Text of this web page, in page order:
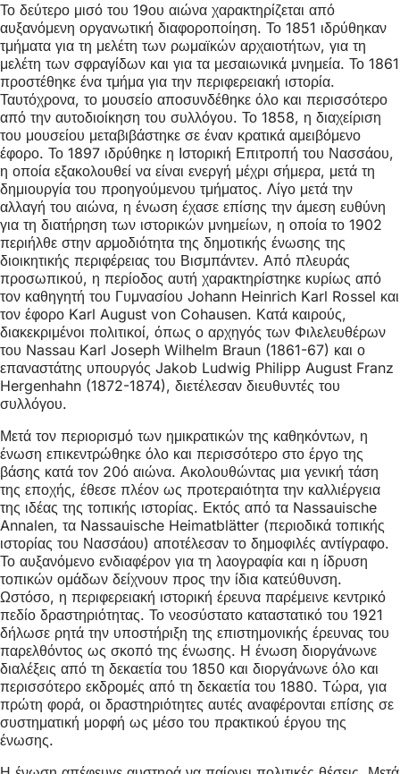
Το δεύτερο μισό του 19ου αιώνα χαρακτηρίζεται από
αυξανόμενη οργανωτική διαφοροποίηση. Το 1851 ιδρύθηκαν
τμήματα για τη μελέτη των ρωμαϊκών αρχαιοτήτων, για τη
μελέτη των σφραγίδων και για τα μεσαιωνικά μνημεία. Το 1861
προστέθηκε ένα τμήμα για την περιφερειακή ιστορία.
Ταυτόχρονα, το μουσείο αποσυνδέθηκε όλο και περισσότερο
από την αυτοδιοίκηση του συλλόγου. Το 1858, η διαχείριση
του μουσείου μεταβιβάστηκε σε έναν κρατικά αμειβόμενο
έφορο. Το 1897 ιδρύθηκε η Ιστορική Επιτροπή του Νασσάου,
η οποία εξακολουθεί να είναι ενεργή μέχρι σήμερα, μετά τη
δημιουργία του προηγούμενου τμήματος. Λίγο μετά την
αλλαγή του αιώνα, η ένωση έχασε επίσης την άμεση ευθύνη
για τη διατήρηση των ιστορικών μνημείων, η οποία το 1902
περιήλθε στην αρμοδιότητα της δημοτικής ένωσης της
διοικητικής περιφέρειας του Βισμπάντεν. Από πλευράς
προσωπικού, η περίοδος αυτή χαρακτηρίστηκε κυρίως από
τον καθηγητή του Γυμνασίου Johann Heinrich Karl Rossel και
τον έφορο Karl August von Cohausen. Κατά καιρούς,
διακεκριμένοι πολιτικοί, όπως ο αρχηγός των Φιλελευθέρων
του Nassau Karl Joseph Wilhelm Braun (1861-67) και ο
επαναστάτης υπουργός Jakob Ludwig Philipp August Franz
Hergenhahn (1872-1874), διετέλεσαν διευθυντές του
συλλόγου.
Μετά τον περιορισμό των ημικρατικών της καθηκόντων, η
ένωση επικεντρώθηκε όλο και περισσότερο στο έργο της
βάσης κατά τον 20ό αιώνα. Ακολουθώντας μια γενική τάση
της εποχής, έθεσε πλέον ως προτεραιότητα την καλλιέργεια
της ιδέας της τοπικής ιστορίας. Εκτός από τα Nassauische
Annalen, τα Nassauische Heimatblätter (περιοδικά τοπικής
ιστορίας του Νασσάου) αποτέλεσαν το δημοφιλές αντίγραφο.
Το αυξανόμενο ενδιαφέρον για τη λαογραφία και η ίδρυση
τοπικών ομάδων δείχνουν προς την ίδια κατεύθυνση.
Ωστόσο, η περιφερειακή ιστορική έρευνα παρέμεινε κεντρικό
πεδίο δραστηριότητας. Το νεοσύστατο καταστατικό του 1921
δήλωσε ρητά την υποστήριξη της επιστημονικής έρευνας του
παρελθόντος ως σκοπό της ένωσης. Η ένωση διοργάνωνε
διαλέξεις από τη δεκαετία του 1850 και διοργάνωνε όλο και
περισσότερο εκδρομές από τη δεκαετία του 1880. Τώρα, για
πρώτη φορά, οι δραστηριότητες αυτές αναφέρονται επίσης σε
συστηματική μορφή ως μέσο του πρακτικού έργου της
ένωσης.